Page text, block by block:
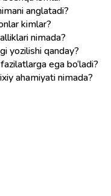
anglatadi?
kimlar?
nimada?
yozilishi qanday?
ega bo‘ladi?
ahamiyati nimada?